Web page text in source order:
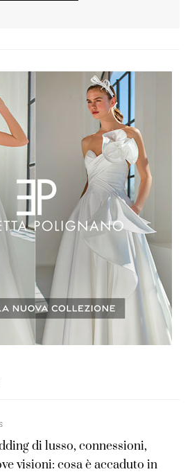
di lusso, connessioni,
visioni: cosa è accaduto in